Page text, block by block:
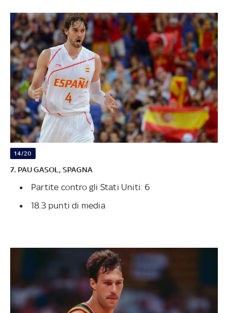
14/20
7. PAU GASOL, SPAGNA
Partite contro gli Stati Uniti: 6
18.3 punti di media